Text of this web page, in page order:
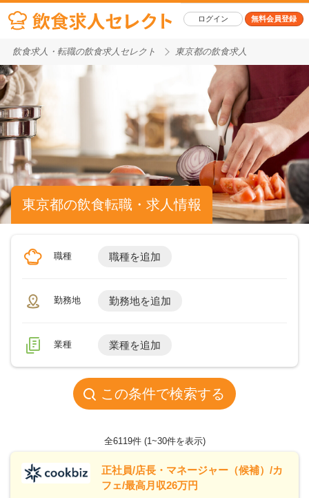
ログイン 無料会員登録
飲食求人・転職の飲食求人セレクト 東京都の飲食求人
東京都の飲食転職・求人情報
職種 職種を追加
勤務地 勤務地を追加
業種 業種を追加
この条件で検索する
全6119件 (1~30件を表示)
正社員/店長・マネージャー（候補）/カ
フェ/最高月収26万円